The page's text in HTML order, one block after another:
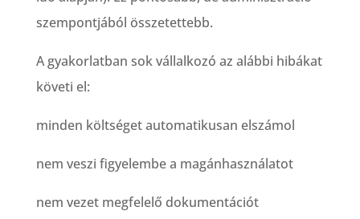
szempontjából összetettebb.
A gyakorlatban sok vállalkozó az alábbi hibákat
követi el:
minden költséget automatikusan elszámol
nem veszi figyelembe a magánhasználatot
nem vezet megfelelő dokumentációt